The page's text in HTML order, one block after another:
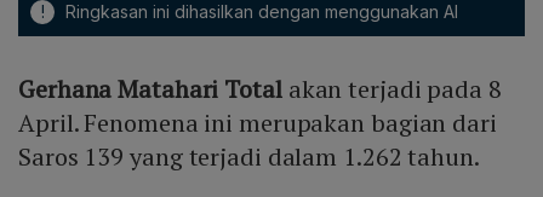
! Ringkasan ini dihasilkan dengan menggunakan AI
Gerhana Matahari Totalakan terjadi pada 8
April. Fenomena ini merupakan bagian dari
Saros 139 yang terjadi dalam 1.262 tahun.